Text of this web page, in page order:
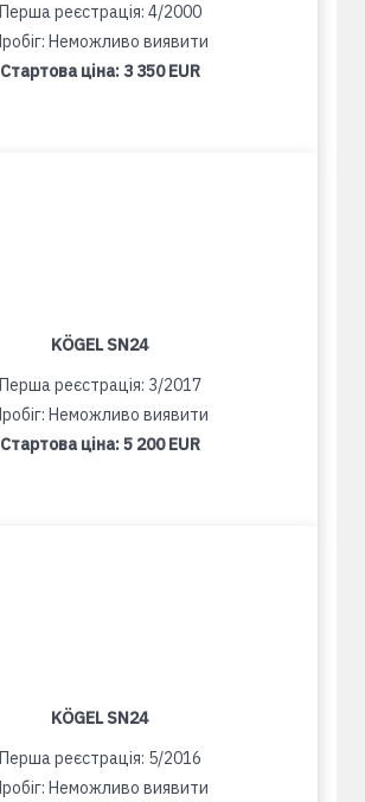
Перша реєстрація: 4/2000
Неможливо виявити
Стартова ціна: 3 350 EUR
KÖGEL SN24
Перша реєстрація: 3/2017
Неможливо виявити
Стартова ціна:5 200 EUR
KÖGEL SN24
Перша реєстрація: 5/2016
Неможливо виявити